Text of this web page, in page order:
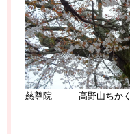
慈尊院 高野山ちかく